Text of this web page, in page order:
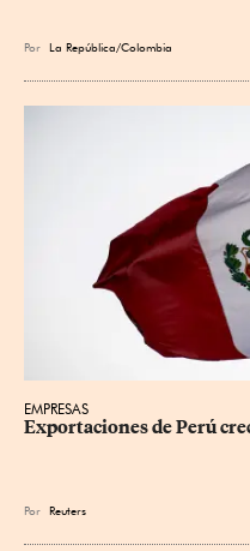
Por La República/Colombia
EMPRESAS
Exportaciones de Perú
Por Reuters